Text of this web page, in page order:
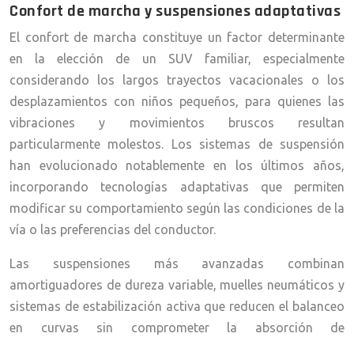
Confort de marcha y suspensiones adaptativas
El confort de marcha constituye un factor determinante
en la elección de un SUV familiar, especialmente
considerando los largos trayectos vacacionales o los
desplazamientos con niños pequeños, para quienes las
vibraciones y movimientos bruscos resultan
particularmente molestos. Los sistemas de suspensión
han evolucionado notablemente en los últimos años,
incorporando tecnologías adaptativas que permiten
modificar su comportamiento según las condiciones de la
vía o las preferencias del conductor.
Las suspensiones más avanzadas combinan
amortiguadores de dureza variable, muelles neumáticos y
sistemas de estabilización activa que reducen el balanceo
en curvas sin comprometer la absorción de